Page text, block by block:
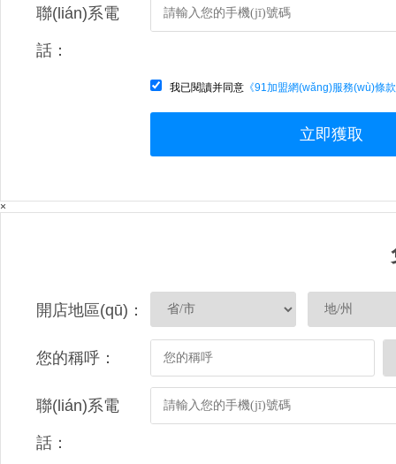
聯(lián)系電
話：
我已閱讀并同意 《91加盟網(wǎng)服務(wù)條
立即獲取
×
開店地區(qū)：
您的稱呼：
聯(lián)系電
話：